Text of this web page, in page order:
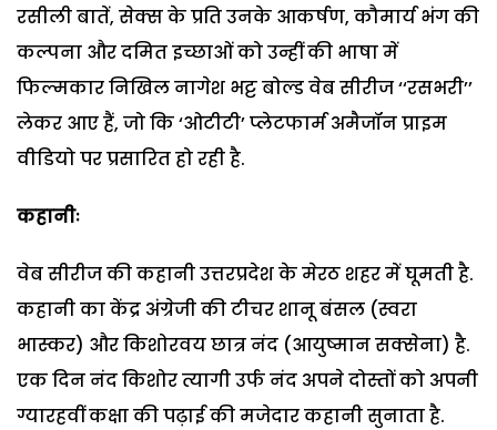
रसीली बातें, सेक्स के प्रति उनके आकर्षण, कौमार्य भंग की
कल्पना और दमित इच्छाओं को उन्हीं की भाषा में
फिल्मकार निखिल नागेश भट्ट बोल्ड वेब सीरीज ‘‘रसभरी’’
लेकर आए हैं, जो कि ‘ओटीटी’ प्लेटफार्म अमैजॉन प्राइम
वीडियो पर प्रसारित हो रही है.
कहानीः
वेब सीरीज की कहानी उत्तरप्रदेश के मेरठ शहर में घूमती है.
कहानी का केंद्र अंग्रेजी की टीचर शानू बंसल (स्वरा
भास्कर) और किशोरवय छात्र नंद (आयुष्मान सक्सेना) है.
एक दिन नंद किशोर त्यागी उर्फ नंद अपने दोस्तों को अपनी
ग्यारहवीं कक्षा की पढ़ाई की मजेदार कहानी सुनाता है.